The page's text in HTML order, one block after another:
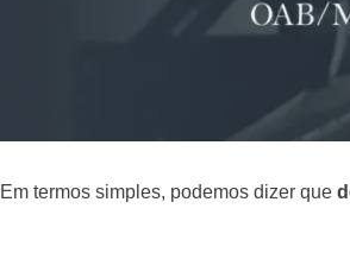
Em termos simples, podemos dizer que